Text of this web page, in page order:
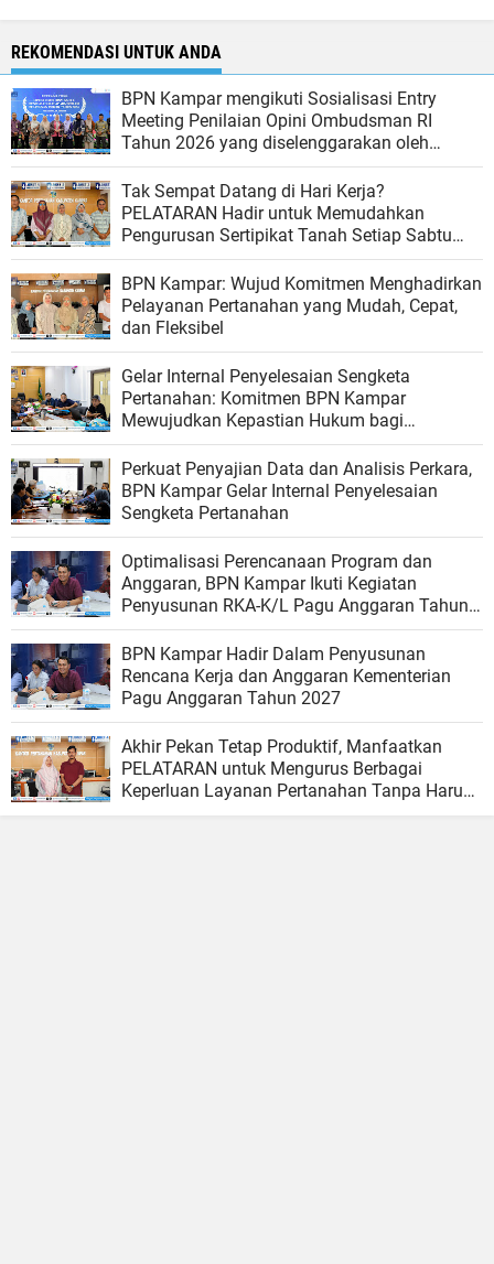
REKOMENDASI UNTUK ANDA
BPN Kampar mengikuti Sosialisasi Entry
Meeting Penilaian Opini Ombudsman RI
Tahun 2026 yang diselenggarakan oleh
Ombudsman RI
Tak Sempat Datang di Hari Kerja?
PELATARAN Hadir untuk Memudahkan
Pengurusan Sertipikat Tanah Setiap Sabtu
dan Minggu
BPN Kampar: Wujud Komitmen Menghadirkan
Pelayanan Pertanahan yang Mudah, Cepat,
dan Fleksibel
Gelar Internal Penyelesaian Sengketa
Pertanahan: Komitmen BPN Kampar
Mewujudkan Kepastian Hukum bagi
Masyarakat
Perkuat Penyajian Data dan Analisis Perkara,
BPN Kampar Gelar Internal Penyelesaian
Sengketa Pertanahan
Optimalisasi Perencanaan Program dan
Anggaran, BPN Kampar Ikuti Kegiatan
Penyusunan RKA-K/L Pagu Anggaran Tahun
2027
BPN Kampar Hadir Dalam Penyusunan
Rencana Kerja dan Anggaran Kementerian
Pagu Anggaran Tahun 2027
Akhir Pekan Tetap Produktif, Manfaatkan
PELATARAN untuk Mengurus Berbagai
Keperluan Layanan Pertanahan Tanpa Harus